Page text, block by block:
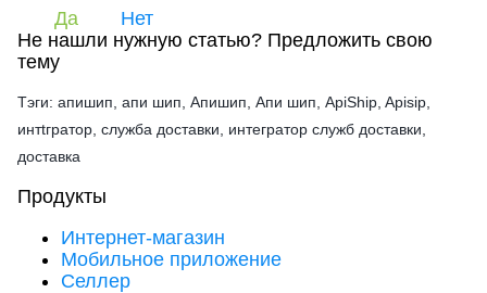
Да
Нет
Не нашли нужную статью? Предложить свою
тему
Тэги: апишип, апи шип, Апишип, Апи шип, ApiShip, Apisip,
интtгратор, служба доставки, интегратор служб доставки,
доставка
Продукты
Интернет-магазин
Мобильное приложение
Селлер